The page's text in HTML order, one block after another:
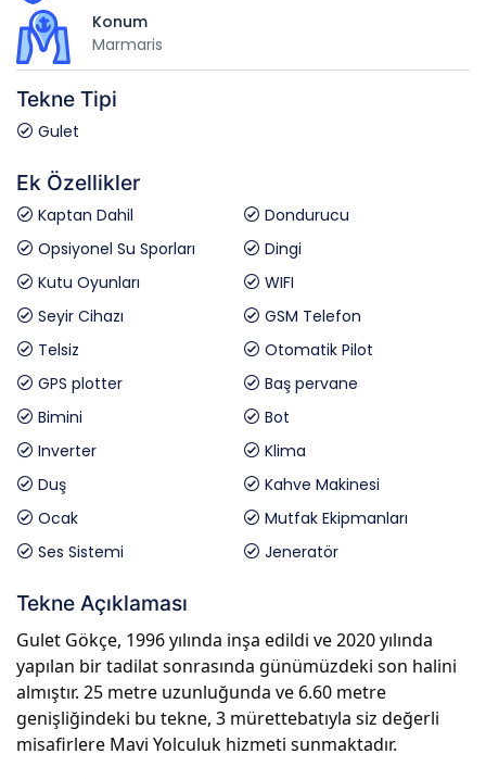
Konum
Marmaris
Tekne Tipi
Gulet
Ek Özellikler
Kaptan Dahil
Dondurucu
Opsiyonel Su Sporları
Dingi
Kutu Oyunları
WIFI
Seyir Cihazı
GSM Telefon
Telsiz
Otomatik Pilot
GPS plotter
Baş pervane
Bimini
Bot
Inverter
Klima
Duş
Kahve Makinesi
Ocak
Mutfak Ekipmanları
Ses Sistemi
Jeneratör
Tekne Açıklaması
Gulet Gökçe, 1996 yılında inşa edildi ve 2020 yılında
yapılan bir tadilat sonrasında günümüzdeki son halini
almıştır. 25 metre uzunluğunda ve 6.60 metre
genişliğindeki bu tekne, 3 mürettebatıyla siz değerli
misafirlere Mavi Yolculuk hizmeti sunmaktadır.